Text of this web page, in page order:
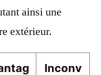
ainsi une
extérieur.
Inconv